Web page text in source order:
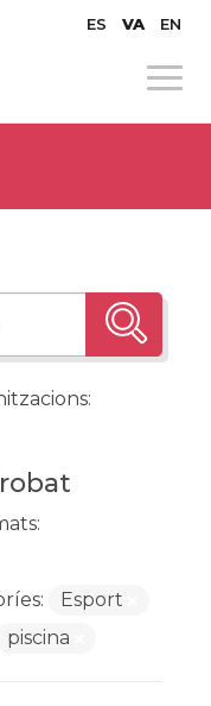
ES VA EN
Esport
piscina